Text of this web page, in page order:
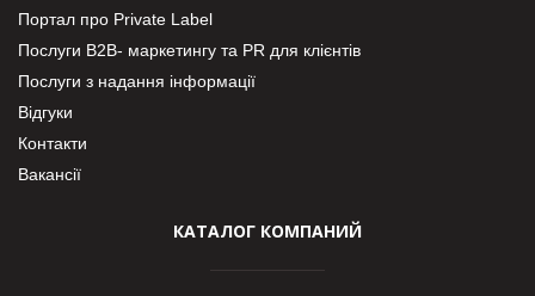
Портал про Private Label
Послуги В2В- маркетингу та PR для клієнтів
Послуги з надання інформації
Відгуки
Контакти
Вакансії
КАТАЛОГ КОМПАНИЙ